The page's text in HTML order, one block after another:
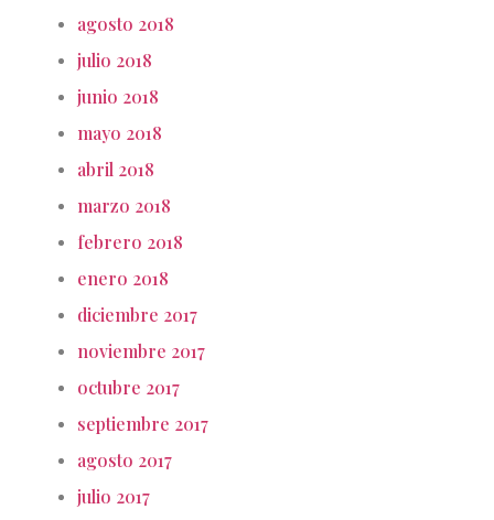
agosto 2018
julio 2018
junio 2018
mayo 2018
abril 2018
marzo 2018
febrero 2018
enero 2018
diciembre 2017
noviembre 2017
octubre 2017
septiembre 2017
agosto 2017
julio 2017